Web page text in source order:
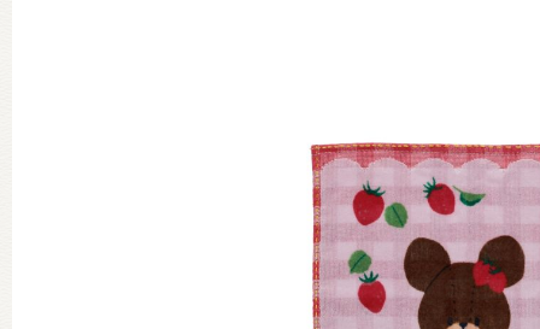
グッズインフォメーション
ミュージカル・コンサート